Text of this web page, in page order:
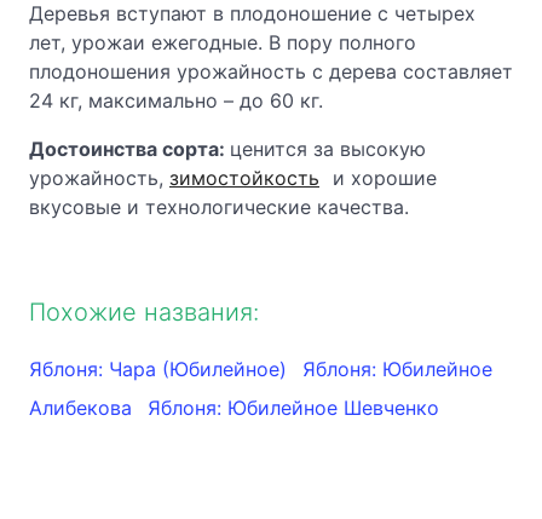
Деревья вступают в плодоношение с четырех
лет, урожаи ежегодные. В пору полного
плодоношения урожайность с дерева составляет
24 кг, максимально – до 60 кг.
Достоинства сорта: ценится за высокую
урожайность, зимостойкость
и хорошие
вкусовые и технологические качества.
Похожие названия:
Яблоня: Чара (Юбилейное)
Яблоня: Юбилейное
Алибекова
Яблоня: Юбилейное Шевченко